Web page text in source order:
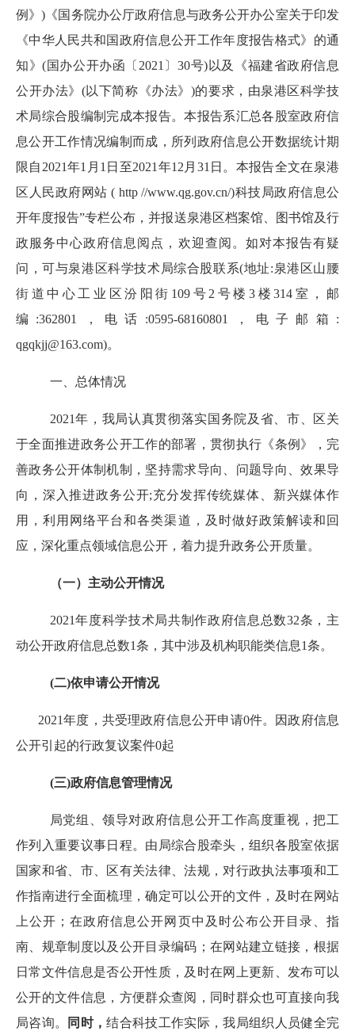
例》) 《国务院办公厅政府信息与政务公开办公室关于印发
《中华人民共和国政府信息公开工作年度报告格式》的通
知》(国办公开办函〔2021〕30号)以及《福建省政府信息
公开办法》(以下简称《办法》)的要求，由泉港区科学技
术局综合股编制完成本报告。本报告系汇总各股室政府信
息公开工作情况编制而成，所列政府信息公开数据统计期
限自 2021年1 月 1 日至2021 年12 月 31 日。本报告全文在泉港
区人民政府网站 ( http //www.qg.gov.cn/)科技局政府信息公
开年度报告”专栏公布，并报送泉港区档案馆、图书馆及行
政服务中心政府信息阅点，欢迎查阅。如对本报告有疑
问，可与泉港区科学技术局综合股联系(地址:泉港区山腰
街道中心工业区汾阳街 109 号 2 号楼3 楼314 室，邮
编 :362801 ，电话 :0595-68160801 ，电子邮箱 :
qgqkjj@163.com)。
一、总体情况
2021年，我局认真贯彻落实国务院及省、市、区关
于全面推进政务公开工作的部署，贯彻执行《条例》，完
善政务公开体制机制，坚持需求导向、问题导向、效果导
向，深入推进政务公开;充分发挥传统媒体、新兴媒体作
用，利用网络平台和各类渠道，及时做好政策解读和回
应，深化重点领域信息公开，着力提升政务公开质量。
（一）主动公开情况
2021年度科学技术局共制作政府信息总数32条，主
动公开政府信息总数1条，其中涉及机构职能类信息1条。
(二)依申请公开情况
2021年度，共受理政府信息公开申请0件。因政府信息
公开引起的行政复议案件0起
(三)政府信息管理情况
局党组、领导对政府信息公开工作高度重视，把工
作列入重要议事日程。由局综合股牵头，组织各股室依据
国家和省、市、区有关法律、法规，对行政执法事项和工
作指南进行全面梳理，确定可以公开的文件，及时在网站
上公开；在政府信息公开网页中及时公布公开目录、指
南、规章制度以及公开目录编码；在网站建立链接，根据
日常文件信息是否公开性质，及时在网上更新、发布可以
公开的文件信息，方便群众查阅，同时群众也可直接向我
局咨询。
同时，结合科技工作实际，我局组织人员健全完